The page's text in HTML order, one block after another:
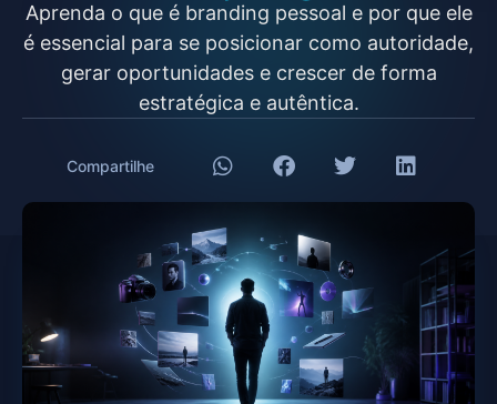
Aprenda o que é branding pessoal e por que ele
é essencial para se posicionar como autoridade,
gerar oportunidades e crescer de forma
estratégica e autêntica.
Compartilhe